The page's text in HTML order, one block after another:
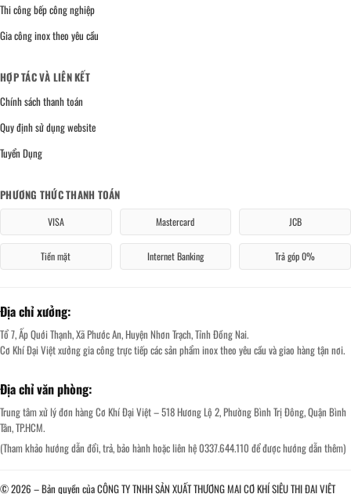
Thi công bếp công nghiệp
Gia công inox theo yêu cầu
HỢP TÁC VÀ LIÊN KẾT
Chính sách thanh toán
Quy định sử dụng website
Tuyển Dụng
PHƯƠNG THỨC THANH TOÁN
VISA Mastercard JCB
Tiền mặt Internet Banking Trả góp 0%
Địa chỉ xưởng:
Tổ 7, Ấp Quới Thạnh, Xã Phước An, Huyện Nhơn Trạch, Tỉnh Đồng Nai.
Cơ Khí Đại Việt xưởng gia công trực tiếp các sản phẩm inox theo yêu cầu và giao hàng tận nơi.
Địa chỉ văn phòng:
Trung tâm xử lý đơn hàng Cơ Khí Đại Việt – 518 Hương Lộ 2, Phường Bình Trị Đông, Quận Bình
Tân, TP.HCM.
(Tham khảo hướng dẫn đổi, trả, bảo hành hoặc liên hệ 0337.644.110 để được hướng dẫn thêm)
© 2026 – Bản quyền của CÔNG TY TNHH SẢN XUẤT THƯƠNG MẠI CƠ KHÍ SIÊU THỊ ĐẠI VIỆT